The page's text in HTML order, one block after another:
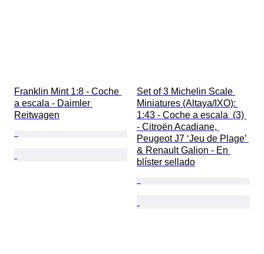
Franklin Mint 1:8 - Coche
a escala - Daimler
Reitwagen
Set of 3 Michelin Scale
Miniatures (Altaya/IXO):
1:43 - Coche a escala  (3)
- Citroën Acadiane,
Peugeot J7 ‘Jeu de Plage’
& Renault Galion - En
blíster sellado